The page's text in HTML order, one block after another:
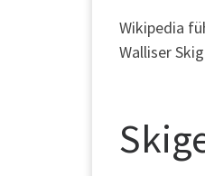
Wikipedia
Walliser